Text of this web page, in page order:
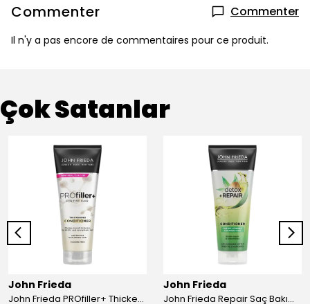
Commenter Commenter
Il n'y a pas encore de commentaires pour ce produit.
Çok Satanlar
John Frieda
John Frieda PROfiller+ Thickening Saç Kremi 250 ml
John Frieda
John Frieda Repair Saç Bakım Kremi 250ml